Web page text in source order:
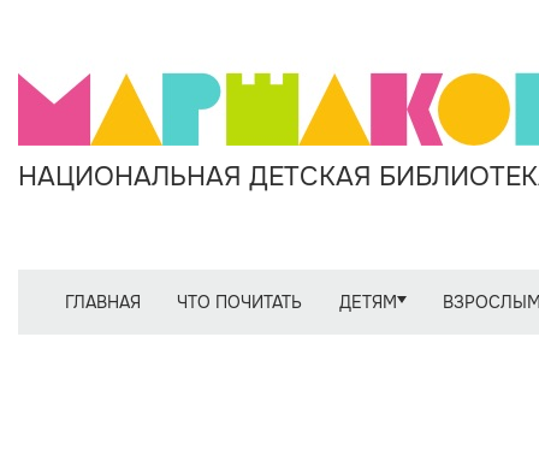
НАЦИОНАЛЬНАЯ ДЕТСКАЯ
ГЛАВНАЯ ЧТО ПОЧИТАТЬ ДЕТЯМ